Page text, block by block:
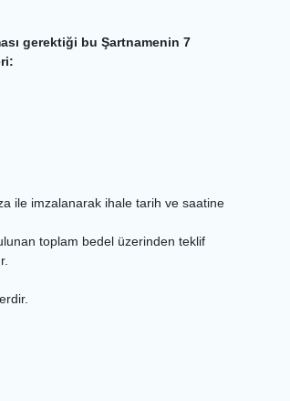
gerektiği bu Şartnamenin 7
ile imzalanarak ihale tarih ve saatine
toplam bedel üzerinden teklif